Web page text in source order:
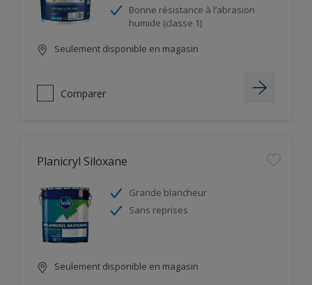
Bonne résistance à l’abrasion
humide (classe 1)
Seulement disponible en magasin
Comparer
Planicryl Siloxane
Grande blancheur
Sans reprises
Seulement disponible en magasin